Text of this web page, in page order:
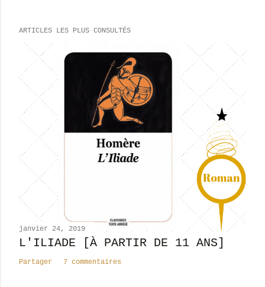
ARTICLES LES PLUS CONSULTÉS
janvier 24, 2019
L'ILIADE [À PARTIR DE 11 ANS]
Partager 7 commentaires